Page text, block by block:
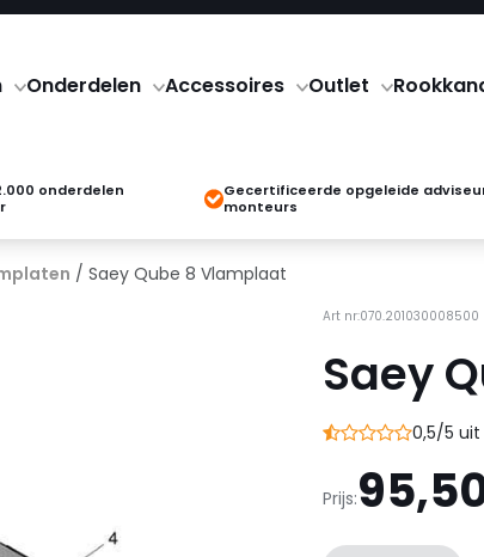
Onderdelen Accessoires Outlet
onderdelen
Gecertificeerde opgeleide
monteurs
/ Saey Qube 8 Vlamplaat
Art nr:070.201030008500
Saey
0,5/5 uit
Prijs: